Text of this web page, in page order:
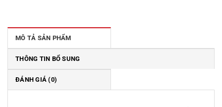
MÔ TẢ SẢN PHẨM
THÔNG TIN BỔ SUNG
ĐÁNH GIÁ (0)